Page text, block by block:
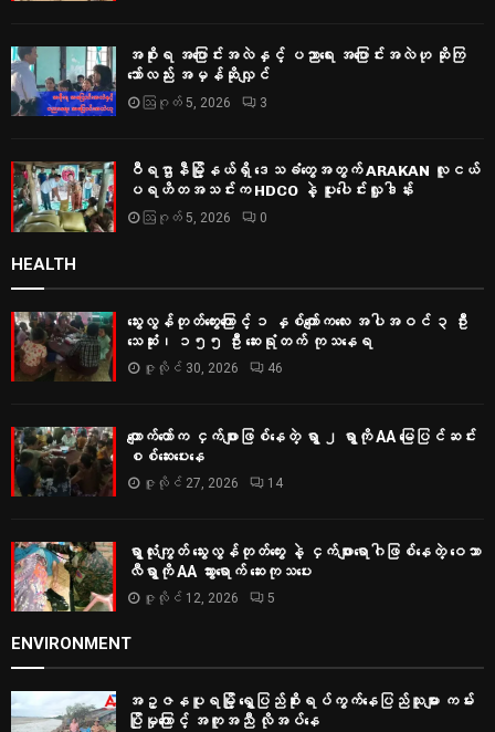
အစိုးရ အပြောင်းအလဲနှင့် ပညာရေး အပြောင်းအလဲဟု ဆိုကြ
သော်လည်း အမှန်ဆိုလျှင်
ဩဂုတ် 5, 2026 3
ဝီရဌာနီမြို့နယ်ရှိ‌ ဒေသခံတွေအတွက် ARAKAN လူငယ်
ပရဟိတအသင်းက HDCO နဲ့ ပူးပေါင်းလှူဒါန်း
ဩဂုတ် 5, 2026 0
HEALTH
သွေးလွန်တုတ်ကွေးကြောင့် ၁ နှစ်ကျော်ကလေး အပါအဝင် ၃ ဦး
သေဆုံး၊ ၁၅၅ ဦး ဆေးရုံတက် ကုသနေရ
ဇူလိုင် 30, 2026 46
ကျောက်တော်က ငှက်ဖျားဖြစ်နေတဲ့ ရွာ ၂ ရွာကို AA မြေပြင်ဆင်း
စစ်‌ဆေးပေးနေ
ဇူလိုင် 27, 2026 14
ရွာလုံးကျွတ် သွေးလွန်တုတ်ကွေး နဲ့ ငှက်ဖျားရောဂါဖြစ်နေတဲ့ ဝေသာ
လီရွာကို AA သွားရောက် ဆေးကုသပေး
ဇူလိုင် 12, 2026 5
ENVIRONMENT
အဥ္ဇနပူရမြို့ ရွှေပြည်စိုးရပ်ကွက်နေပြည်သူများ ကမ်း
ပြိုမှုကြောင့် အကူအညီ လိုအပ်နေ